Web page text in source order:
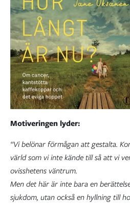
Motiveringen lyder:
“Vi belönar förmågan att gestalta.
värld som vi inte kände till så att vi
ovisshetens väntrum.
Men det här är inte bara en
sjukdom, utan också en hyllning till